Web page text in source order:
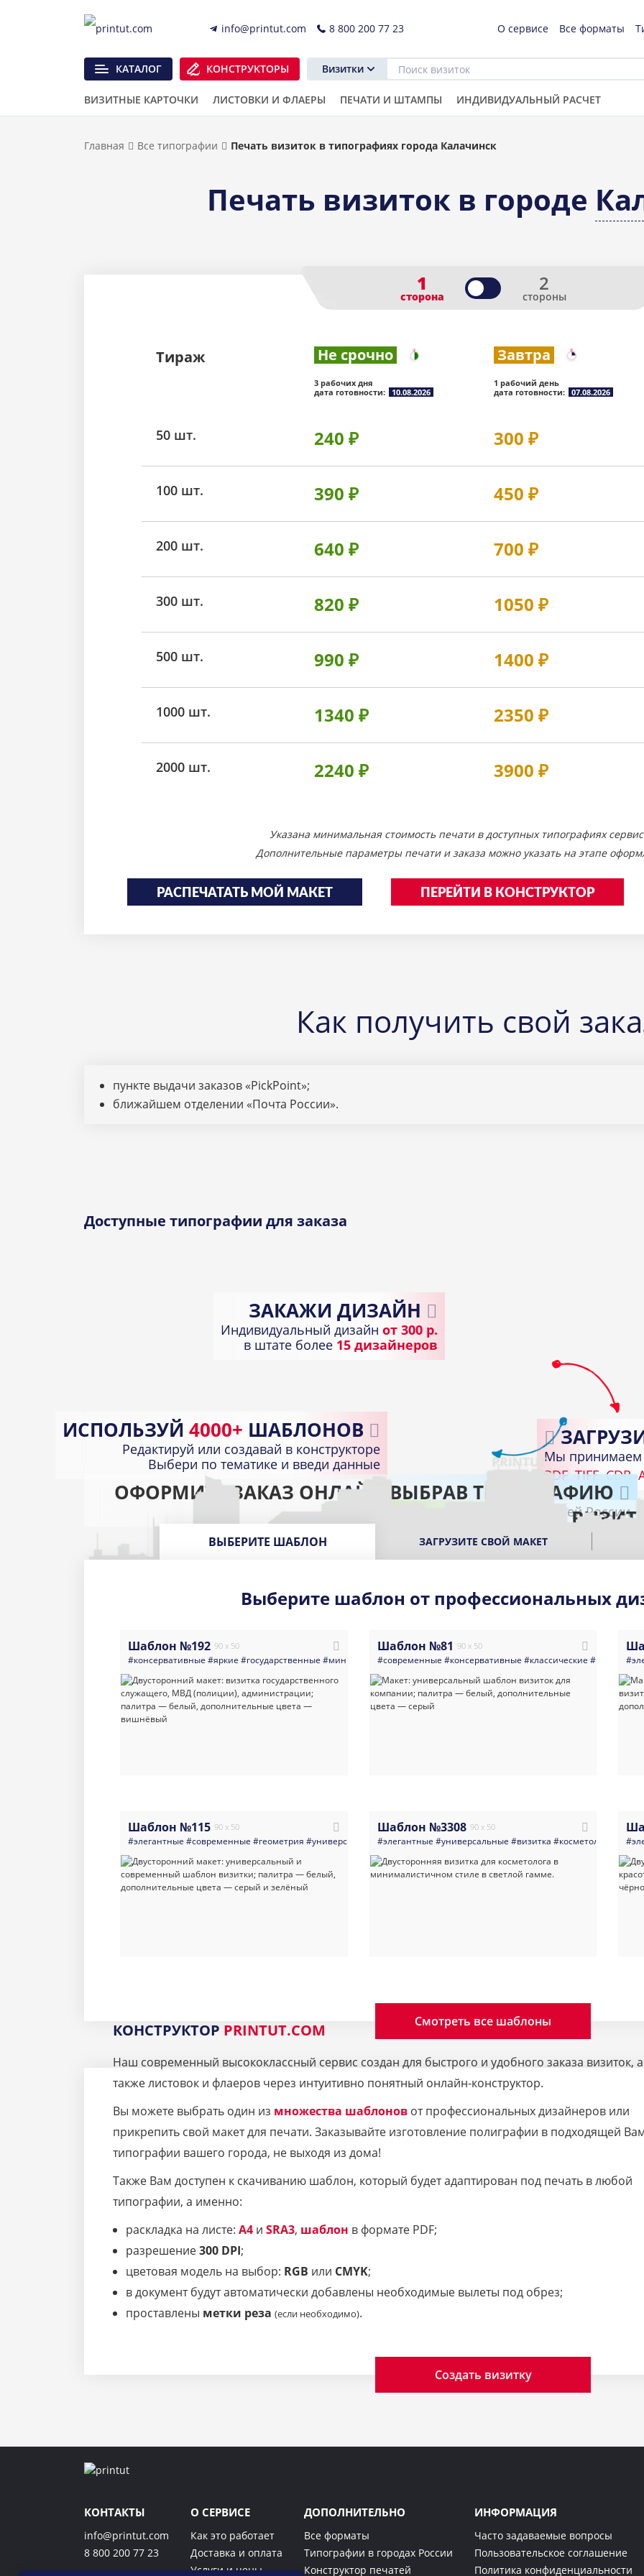
info@printut.com 8 800 200 77 23 О сервисе Все форматы
КАТАЛОГ КОНСТРУКТОРЫ Визитки
ВИЗИТНЫЕ КАРТОЧКИ ЛИСТОВКИ И ФЛАЕРЫ ПЕЧАТИ И ШТАМПЫ ИНДИВИДУАЛЬНЫЙ РАСЧЕТ
Главная Все типографии Печать визиток в типографиях города Калачинск
Печать визиток в городе
1
сторона
2
стороны
Тираж Не срочно
3 рабочих дня
дата готовности:
10.08.2026
Завтра
1 рабочий день
дата готовности: 07.08.2026
50 шт. 240 ₽ 300 ₽
100 шт. 390 ₽ 450 ₽
200 шт. 640 ₽ 700 ₽
300 шт. 820 ₽ 1050 ₽
500 шт. 990 ₽ 1400 ₽
1000 шт. 1340 ₽ 2350 ₽
2000 шт. 2240 ₽ 3900 ₽
Указана минимальная стоимость печати в доступных типографиях
Дополнительные параметры печати и заказа можно указать на этапе
РАСПЕЧАТАТЬ МОЙ МАКЕТ ПЕРЕЙТИ В КОНСТРУКТОР
Как получить свой
пункте выдачи заказов «PickPoint»;
ближайшем отделении «Почта России».
Доступные типографии для заказа
ИСПОЛЬЗУЙ 4000+ ШАБЛОНОВ
Редактируй или создавай в конструкторе
Выбери по тематике и введи данные
Мы принимаем
PDF TIFF CDR
ЗАКАЖИ ДИЗАЙН
Индивидуальный дизайн от 300 р.
в штате более 15 дизайнеров
ОФОРМИТЕ ЗАКАЗ ОНЛАЙН ВЫБРАВ ТИПОГРАФИЮ
Доставка по всей России
ПОЛУЧИТЕ ГОТОВЫЕ
В подходящем пункте выдачи вашего
ВЫБЕРИТЕ ШАБЛОН ЗАГРУЗИТЕ СВОЙ МАКЕТ
Выберите шаблон от профессиональных
Шаблон №192 90 x 50
#консервативные #яркие #государственные #министерство#администрация#светлые#герб #россия #флаг
Шаблон №81 90 x 50
#современные #консервативные #классические
Шаблон №115 90 x 50
#элегантные #современные #геометрия #универсальные#многоцелевые#светлые#современный#универсальный
Шаблон №3308 90 x 50
#элегантные #универсальные #визитка #косметология
Смотреть все шаблоны
КОНСТРУКТОР PRINTUT.COM
Наш современный высококлассный сервис создан для быстрого и удобного заказа визиток, а
также листовок и флаеров через интуитивно понятный онлайн-конструктор.
Вы можете выбрать один из множества шаблонов от профессиональных дизайнеров или
прикрепить свой макет для печати. Заказывайте изготовление полиграфии в подходящей
типографии вашего города, не выходя из дома!
Также Вам доступен к скачиванию шаблон, который будет адаптирован под печать в любой
типографии, а именно:
раскладка на листе: A4 и SRA3, шаблон в формате PDF;
разрешение300 DPI;
цветовая модель на выбор: RGB или CMYK;
в документ будут автоматически добавлены необходимые вылеты под обрез;
проставлены метки реза (если необходимо).
Создать визитку
КОНТАКТЫ
info@printut.com
8 800 200 77 23
О СЕРВИСЕ
Как это работает
Доставка и оплата
Услуги и цены
ДОПОЛНИТЕЛЬНО
Все форматы
Типографии в городах России
Конструктор печатей
ИНФОРМАЦИЯ
Часто задаваемые вопросы
Пользовательское соглашение
Политика конфиденциальности